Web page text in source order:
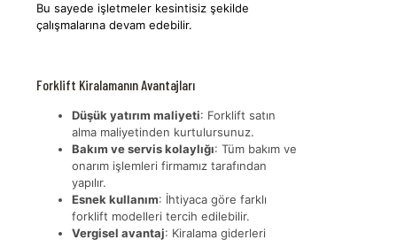
Bu sayede işletmeler kesintisiz şekilde
çalışmalarına devam edebilir.
Forklift Kiralamanın Avantajları
Düşük yatırım maliyeti: Forklift satın
alma maliyetinden kurtulursunuz.
Bakım ve servis kolaylığı: Tüm bakım ve
onarım işlemleri firmamız tarafından
yapılır.
Esnek kullanım: İhtiyaca göre farklı
forklift modelleri tercih edilebilir.
Vergisel avantaj: Kiralama giderleri